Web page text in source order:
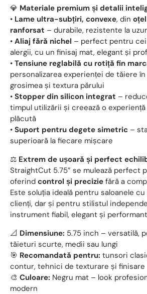
💎 Materiale premium și detalii
• Lame ultra-subțiri, convexe, din
ranforsat – durabile, rezistente la
• Aliaj fără nichel – perfect pentru
alergii, cu un finisaj mat, elegant și
• Tensiune reglabilă cu rotiță fin
personalizarea experienței de tăiere
grosimea și textura părului
• Stopper din silicon integrat –
timpul utilizării și creează o
plăcută
• Suport pentru degete simetric –
superioară la fiecare mișcare
⚖️ Extrem de ușoară și perfect
StraightCut 5.75” se mulează perfect
oferind control și precizie fără a
Este soluția ideală pentru saloanele
clienți, dar și pentru stilistul
instrument fiabil, elegant și
📐 Dimensiune: 5.75 inch – versatilă,
tăieturi scurte, medii sau lungi
🎯 Recomandată pentru: tunsori
contur, tehnici de texturare și finisare
🎨 Culoare: Negru mat – look
modern